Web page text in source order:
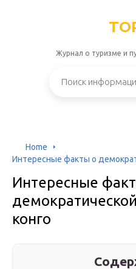
Журнал о туризме и
Home
Интересные факты о
Интересные
конго